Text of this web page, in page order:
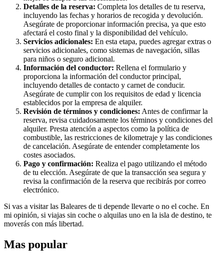
Detalles de la reserva: Completa los detalles de tu reserva,
incluyendo las fechas y horarios de recogida y devolución.
Asegúrate de proporcionar información precisa, ya que esto
afectará el costo final y la disponibilidad del vehículo.
Servicios adicionales: En esta etapa, puedes agregar extras o
servicios adicionales, como sistemas de navegación, sillas
para niños o seguro adicional.
Información del conductor: Rellena el formulario y
proporciona la información del conductor principal,
incluyendo detalles de contacto y carnet de conducir.
Asegúrate de cumplir con los requisitos de edad y licencia
establecidos por la empresa de alquiler.
Revisión de términos y condiciones: Antes de confirmar la
reserva, revisa cuidadosamente los términos y condiciones del
alquiler. Presta atención a aspectos como la política de
combustible, las restricciones de kilometraje y las condiciones
de cancelación. Asegúrate de entender completamente los
costes asociados.
Pago y confirmación: Realiza el pago utilizando el método
de tu elección. Asegúrate de que la transacción sea segura y
revisa la confirmación de la reserva que recibirás por correo
electrónico.
Si vas a visitar las Baleares de ti depende llevarte o no el coche. En
mi opinión, si viajas sin coche o alquilas uno en la isla de destino, te
moverás con más libertad.
Mas popular